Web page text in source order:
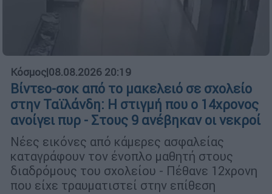
Κόσμος|08.08.2026 20:19
Βίντεο-σοκ από το μακελειό σε σχολείο
στην Ταϊλάνδη: Η στιγμή που ο 14χρονος
ανοίγει πυρ - Στους 9 ανέβηκαν οι νεκροί
Νέες εικόνες από κάμερες ασφαλείας
καταγράφουν τον ένοπλο μαθητή στους
διαδρόμους του σχολείου - Πέθανε 12χρονη
που είχε τραυματιστεί στην επίθεση